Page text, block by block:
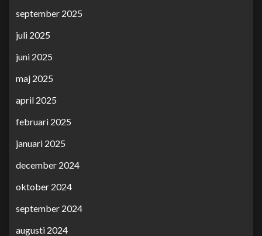
september 2025
juli 2025
juni 2025
maj 2025
april 2025
februari 2025
januari 2025
december 2024
oktober 2024
september 2024
augusti 2024